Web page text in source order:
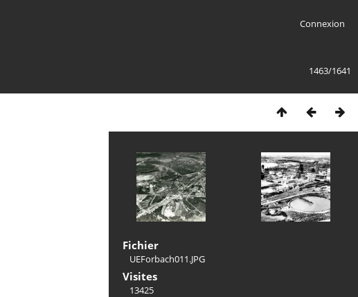
Connexion
1463/1641
Fichier
UEForbach011.JPG
Visites
13425